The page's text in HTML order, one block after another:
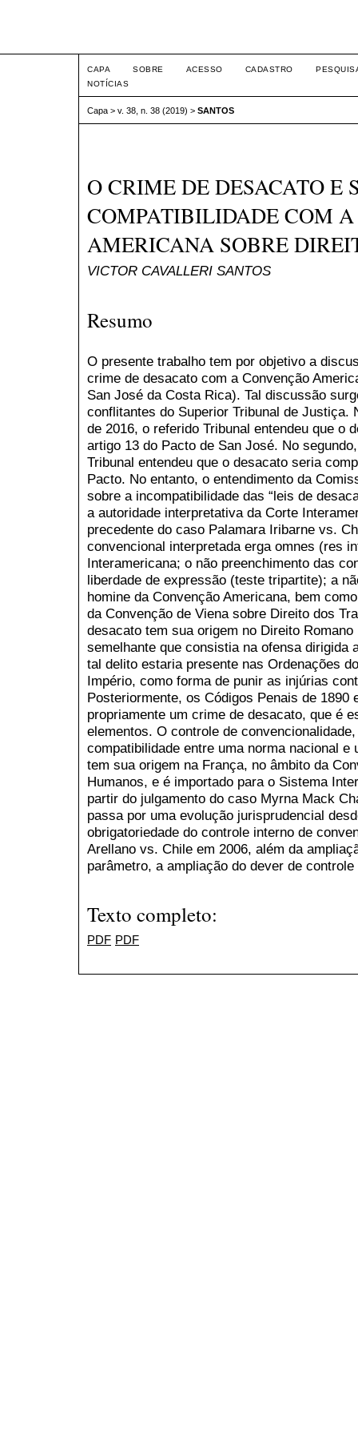
CAPA SOBRE ACESSO CADASTRO
NOTÍCIAS
Capa > v. 38, n. 38 (2019) > SANTOS
O CRIME DE DESACATO E
COMPATIBILIDADE COM
AMERICANA SOBRE
VICTOR CAVALLERI SANTOS
Resumo
O presente trabalho tem por objetivo a
crime de desacato com a Convenção
San José da Costa Rica). Tal discussão
conflitantes do Superior Tribunal de Justiça.
de 2016, o referido Tribunal entendeu que o
artigo 13 do Pacto de San José. No
Tribunal entendeu que o desacato seria
Pacto. No entanto, o entendimento da
sobre a incompatibilidade das “leis de
a autoridade interpretativa da Corte
precedente do caso Palamara Iribarne vs.
convencional interpretada erga omnes (res
Interamericana; o não preenchimento das
liberdade de expressão (teste tripartite); a
homine da Convenção Americana, bem
da Convenção de Viena sobre Direito dos
desacato tem sua origem no Direito
semelhante que consistia na ofensa dirigida
tal delito estaria presente nas Ordenações
Império, como forma de punir as injúrias
Posteriormente, os Códigos Penais de 1890
propriamente um crime de desacato, que é
elementos. O controle de
compatibilidade entre uma norma nacional
tem sua origem na França, no âmbito da
Humanos, e é importado para o Sistema
partir do julgamento do caso Myrna Mack
passa por uma evolução jurisprudencial
obrigatoriedade do controle interno de
Arellano vs. Chile em 2006, além da
parâmetro, a ampliação do dever de
Texto completo:
PDF PDF